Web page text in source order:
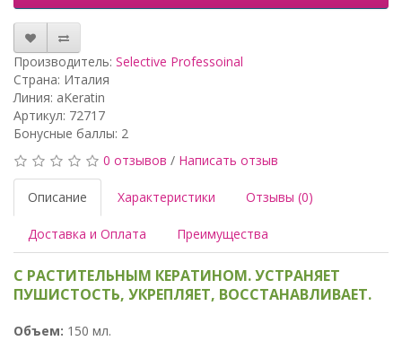
Производитель: Selective Professoinal
Страна: Италия
Линия: aKeratin
Артикул: 72717
Бонусные баллы: 2
0 отзывов / Написать отзыв
Описание Характеристики Отзывы (0)
Доставка и Оплата Преимущества
С РАСТИТЕЛЬНЫМ КЕРАТИНОМ. УСТРАНЯЕТ
ПУШИСТОСТЬ, УКРЕПЛЯЕТ, ВОССТАНАВЛИВАЕТ.
Объем: 150 мл.